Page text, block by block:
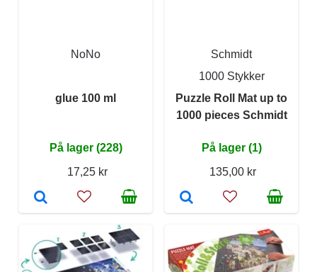
NoNo
glue 100 ml
På lager (228)
17,25 kr
Schmidt
1000 Stykker
Puzzle Roll Mat up to
1000 pieces Schmidt
På lager (1)
135,00 kr